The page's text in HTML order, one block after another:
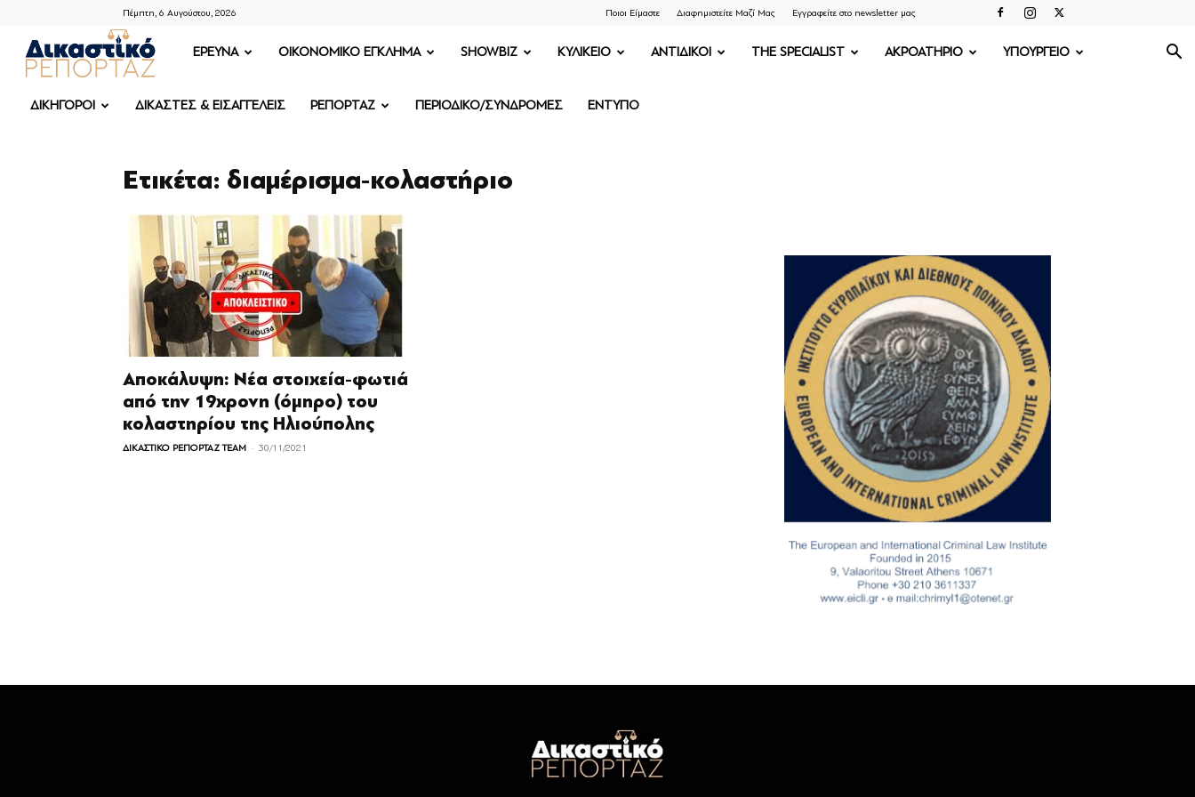
Πέμπτη, 6 Αυγούστου, 2026 Ποιοι Είμαστε Διαφημιστείτε Μαζί Μας Εγγραφείτε στο newsletter μας
ΔΙΚΑΣΤΙΚΟ
ΡΕΠΟΡΤΑΖ
ΕΡΕΥΝΑ OIKONOMIKO ΕΓΚΛΗΜΑ SHOWBIZ ΚΥΛΙΚΕΙΟ ΑΝΤΙΔΙΚΟΙ THE SPECIALIST ΑΚΡΟΑΤΗΡΙΟ ΥΠΟΥΡΓΕΙΟ
ΔΙΚΗΓΟΡΟΙ ΔΙΚΑΣΤΕΣ & ΕΙΣΑΓΓΕΛΕΙΣ ΡΕΠΟΡΤΑΖ ΠΕΡΙΟΔΙΚΟ/ΣΥΝΔΡΟΜΕΣ ΕΝΤΥΠΟ
Ετικέτα: διαμέρισμα-κολαστήριο
Αποκάλυψη: Νέα στοιχεία-φωτιά
από την 19χρονη (όμηρο) του
κολαστηρίου της Ηλιούπολης
ΔΙΚΑΣΤΙΚΟ ΡΕΠΟΡΤΑΖ TEAM - 30/11/2021